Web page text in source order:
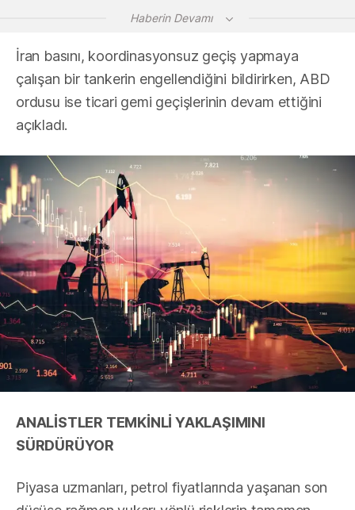
Haberin Devamı
İran basını, koordinasyonsuz geçiş yapmaya
çalışan bir tankerin engellendiğini bildirirken, ABD
ordusu ise ticari gemi geçişlerinin devam ettiğini
açıkladı.
ANALİSTLER TEMKİNLİ YAKLAŞIMINI
SÜRDÜRÜYOR
Piyasa uzmanları, petrol fiyatlarında yaşanan son